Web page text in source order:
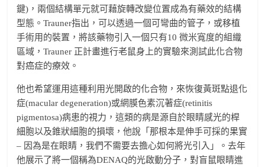
鍵)，兩個結構單元就可藉旋轉改變位置成為有藥效的結構
型態。Trauner指出，可以透過一個可彎曲的管子，或移植
手術用的裝置，將該藥物引入一個只有10 微米寬度的組織
區域，Trauner 正計畫進行老鼠身上的實驗來測試此化合物
對癌症的療效。
他也希望運用這種利用光開啟的化合物，來恢復黃斑點退化
症(macular degeneration)或網膜色素沉著症(retinitis
pigmentosa)病患的視力，這類的病是源自於眼睛感光的桿
細胞以及錐狀細胞的損壞，他說「那根本是伸手可採的果實
– 因為是在眼睛，我們不需要去擔心如何將光引入」。去年
他展示了將一個稱為DENAQ的光啟動分子，對盲鼠眼睛進